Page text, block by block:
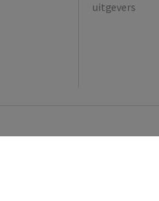
uitgevers